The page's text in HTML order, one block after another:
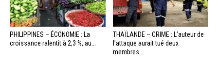
PHILIPPINES – ÉCONOMIE : La
croissance ralentit à 2,3 %, au...
THAÏLANDE – CRIME : L’auteur de
l’attaque aurait tué deux
membres...